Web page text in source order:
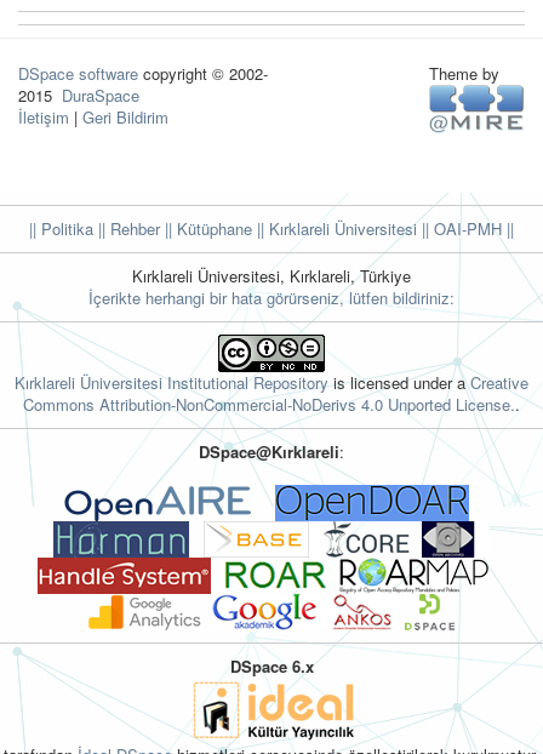
DSpace software copyright © 2002-
2015 DuraSpace
İletişim | Geri Bildirim
Theme by
|| Politika || Rehber|| Kütüphane || Kırklareli Üniversitesi || OAI-PMH ||
Kırklareli Üniversitesi, Kırklareli, Türkiye
İçerikte herhangi bir hata görürseniz, lütfen bildiriniz:
Kırklareli Üniversitesi Institutional Repositoryis licensed under aCreative
Commons Attribution-NonCommercial-NoDerivs 4.0 Unported License..
DSpace@Kırklareli:
DSpace 6.x